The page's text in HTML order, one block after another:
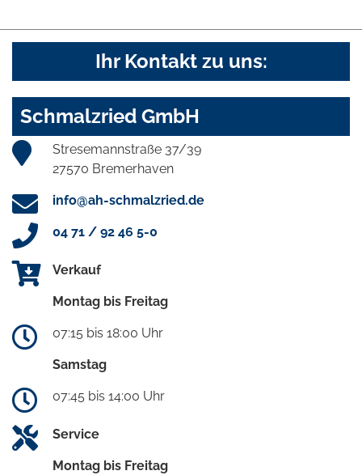
Ihr Kontakt zu uns:
Schmalzried GmbH
Stresemannstraße 37/39
27570 Bremerhaven
info@ah-schmalzried.de
04 71 / 92 46 5-0
Verkauf
Montag bis Freitag
07:15 bis 18:00 Uhr
Samstag
07:45 bis 14:00 Uhr
Service
Montag bis Freitag